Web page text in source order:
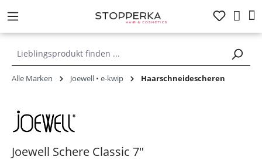
springen
Alle Marken Joewell • e-kwip Haarschneidescheren
Joewell Schere Classic 7"